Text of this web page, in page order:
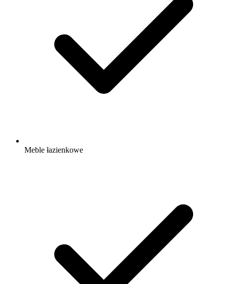
Meble łazienkowe